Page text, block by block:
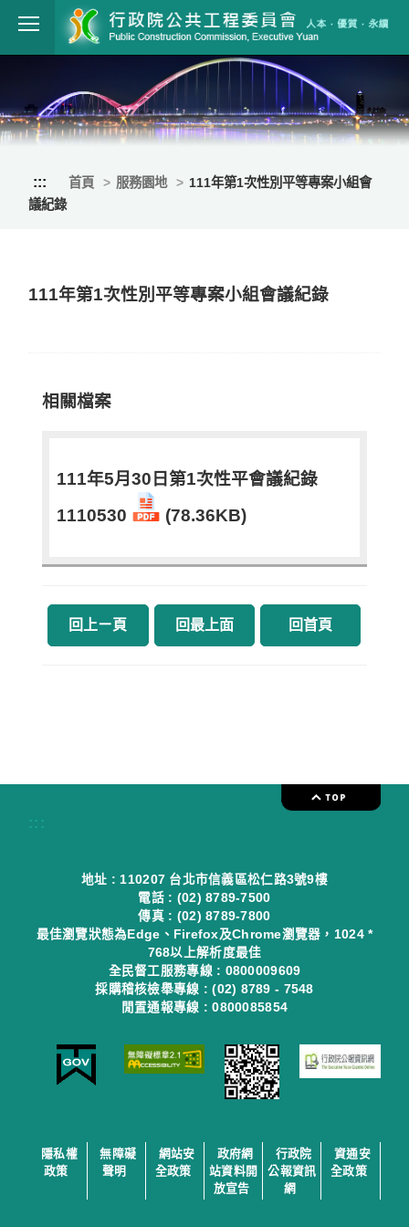
跳到主要內容
行政院公共工
::: 首頁 服務園地
111年第1次性別平等專案小組會
議紀錄
111年第1次性別平等專案小組會議紀錄
相關檔案
111年5月30日第1次性平會議紀錄
1110530
(78.36KB)
回上ㄧ頁 回最上面 回首頁
:::
地址 : 110207 台北市信義區松仁路3號9樓
電話 : (02) 8789-7500
傳真 : (02) 8789-7800
最佳瀏覽狀態為Edge、Firefox及Chrome瀏覽器，1024 *
768以上解析度最佳
全民督工服務專線 : 0800009609
採購稽核檢舉專線 : (02) 8789 - 7548
閒置通報專線 : 0800085854
隱私權
政策
無障礙
聲明
網站安
全政策
政府網
站資料開
放宣告
行政院
公報資訊
網
資通安
全政策